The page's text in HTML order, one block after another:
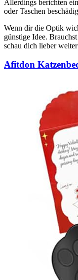
Allerdings berichten
oder Taschen
Wenn dir die Optik
günstige Idee.
schau dich lieber
Afitdon